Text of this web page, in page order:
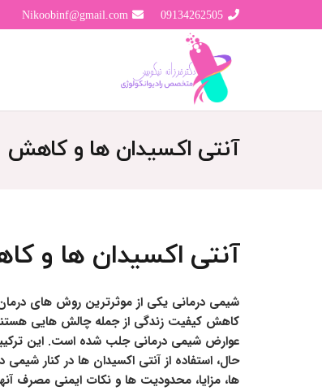
09134262505
Nikoobinf@gmail.com
آنتی اکسیدان ها و
آنتی اکسیدان ها و
شیمی درمانی یکی از موثرترین روش های
کاهش کیفیت زندگی از جمله چالش هایی
عوارض شیمی درمانی جلب شده است. این
حال، استفاده از آنتی اکسیدان ها در کنار
ها، مزایا، محدودیت ها و نکات ایمنی مصرف